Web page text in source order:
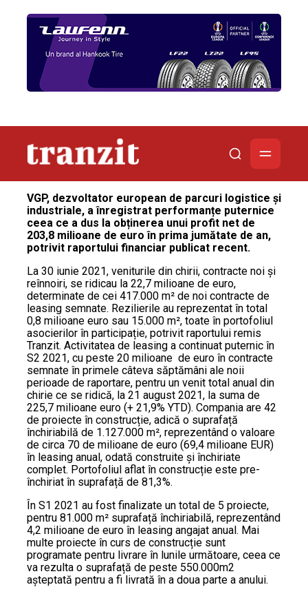
VGP, dezvoltator european de parcuri logistice și
industriale, a înregistrat performanțe puternice
ceea ce a dus la obținerea unui profit net de
203,8 milioane de euro în prima jumătate de an,
potrivit raportului financiar publicat recent.
La 30 iunie 2021, veniturile din chirii, contracte noi și
reînnoiri, se ridicau la 22,7 milioane de euro,
determinate de cei 417.000 m² de noi contracte de
leasing semnate. Rezilierile au reprezentat în total
0,8 milioane euro sau 15.000 m², toate în portofoliul
asocierilor în participație, potrivit raportului remis
Tranzit. Activitatea de leasing a continuat puternic în
S2 2021, cu peste 20 milioane de euro în contracte
semnate în primele câteva săptămâni ale noii
perioade de raportare, pentru un venit total anual din
chirie ce se ridică, la 21 august 2021, la suma de
225,7 milioane euro (+ 21,9% YTD). Compania are 42
de proiecte în construcție, adică o suprafață
închiriabilă de 1.127.000 m², reprezentând o valoare
de circa 70 de milioane de euro (69,4 milioane EUR)
în leasing anual, odată construite și închiriate
complet. Portofoliul aflat în construcție este pre-
închiriat în suprafață de 81,3%.
În S1 2021 au fost finalizate un total de 5 proiecte,
pentru 81.000 m² suprafață închiriabilă, reprezentând
4,2 milioane de euro în leasing angajat anual. Mai
multe proiecte în curs de construcție sunt
programate pentru livrare în lunile următoare, ceea ce
va rezulta o suprafață de peste 550.000m2
așteptată pentru a fi livrată în a doua parte a anului.